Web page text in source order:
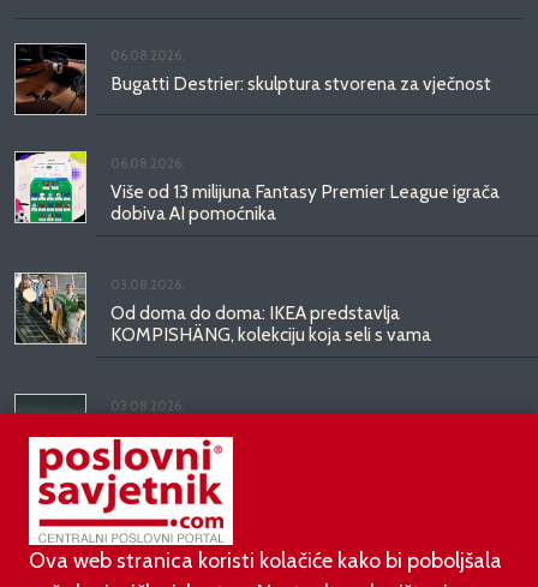
06.08.2026.
Bugatti Destrier: skulptura stvorena za vječnost
06.08.2026.
Više od 13 milijuna Fantasy Premier League igrača
dobiva AI pomoćnika
03.08.2026.
Od doma do doma: IKEA predstavlja
KOMPISHÄNG, kolekciju koja seli s vama
03.08.2026.
Kineski BYD predstavio luksuznu limuzinu veću od
Mercedesove S-klase, obećava domet do 1.000
kilometara
Ova web stranica koristi kolačiće kako bi poboljšala